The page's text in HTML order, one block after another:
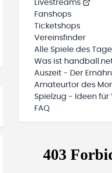
Livestreams
Fanshops
Ticketshops
Vereinsfinder
Alle Spiele des
Was ist
Auszeit - Der
Amateurtor des
Spielzug - Ideen für
FAQ